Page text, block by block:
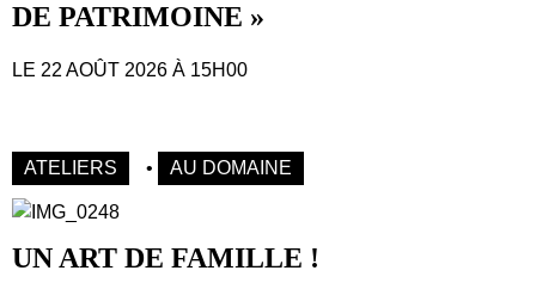
DE PATRIMOINE »
LE 22 AOÛT 2026 À 15H00
ATELIERS • AU DOMAINE
UN ART DE FAMILLE !